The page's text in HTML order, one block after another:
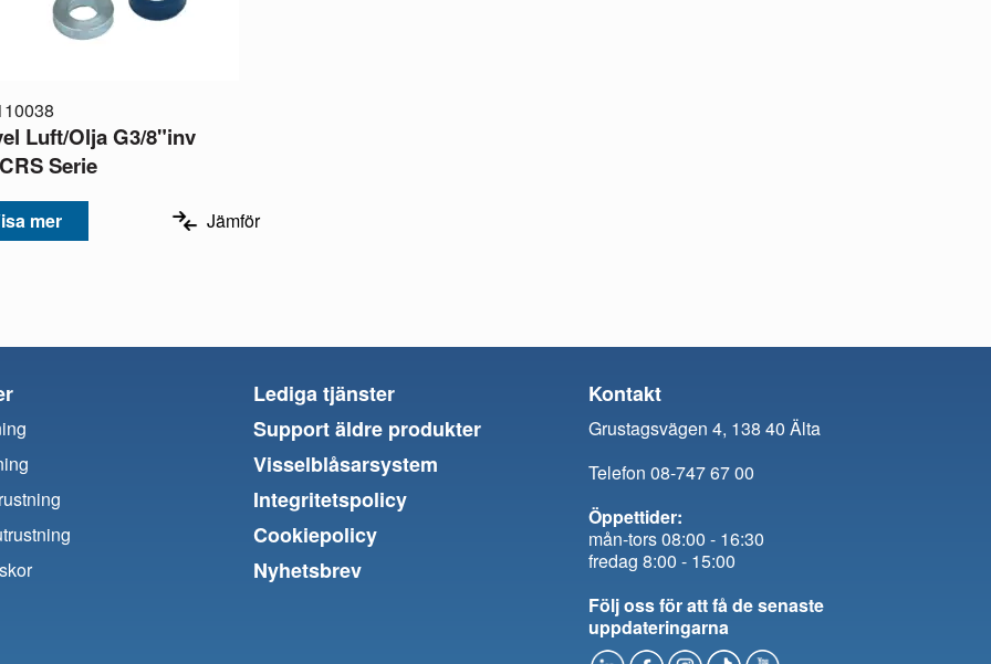
Luft/Olja G3/8"inv
Serie
mer Jämför
Lediga tjänster
Support äldre produkter
Visselblåsarsystem
Integritetspolicy
Cookiepolicy
Nyhetsbrev
Kontakt
Grustagsvägen 4, 138 40 Älta
Telefon 08-747 67 00
Öppettider:
mån-tors 08:00 - 16:30
fredag 8:00 - 15:00
Följ oss för att få de senaste
uppdateringarna